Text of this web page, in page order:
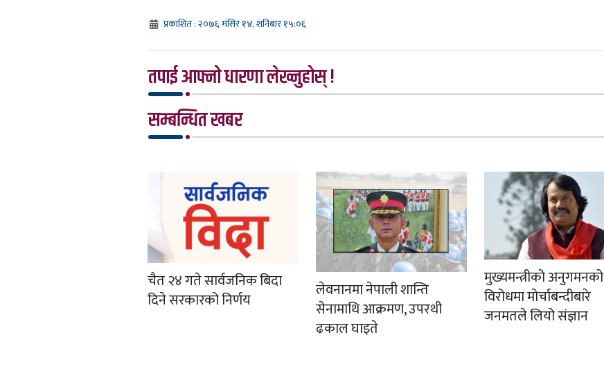
प्रकाशित : २०७६ मंसिर १४, शनिबार १५:०६
तपाई आफ्नो धारणा लेख्नुहोस् !
सम्बन्धित खबर
चैत २४ गते सार्वजनिक बिदा
दिने सरकारको निर्णय
लेवनानमा नेपाली शान्ति
सेनामाथि आक्रमण, उपरथी
ढकाल घाइते
मुख्यमन्त्रीको अनुगमनको
विरोधमा मोर्चाबन्दीबारे
जनमतले लियो संज्ञान